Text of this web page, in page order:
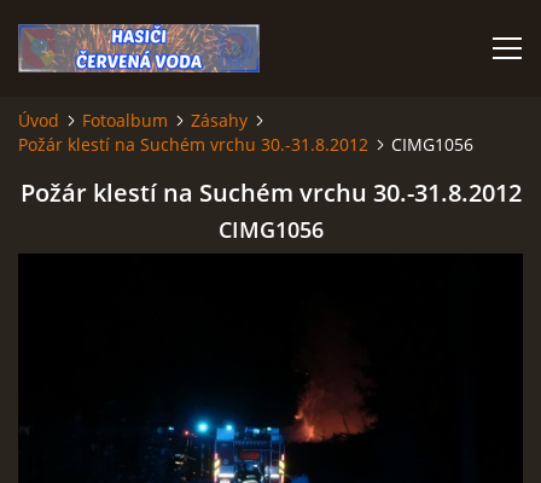
ÚVOD
Úvod Fotoalbum
Zásahy
Požár klestí na Suchém vrchu 30.-31.8.2012
CIMG1056
Požár klestí na Suchém vrchu 30.-31.8.2012
CIMG1056